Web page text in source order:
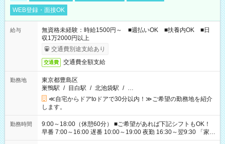
WEB登録・面接OK
給与
無資格未経験：時給1500円～ ■週払いOK ■扶養内OK ■日
収1万2000円以上
交通費別途支給あり
交通費 交通費全額支給
勤務地
東京都豊島区
巣鴨駅 / 目白駅 / 北池袋駅 / …
≪自宅からドアtoドアで30分以内！≫ご希望の勤務地を紹介
します。
勤務時間
9:00～18:00（休憩60分） ■ご希望があれば下記シフトもOK！
早番 7:00～16:00 遅番 10:00～19:00 夜勤 16:30～翌9:30 「家族
と休みを合わせたい」 「余裕を持って夕飯の準備がしたい」